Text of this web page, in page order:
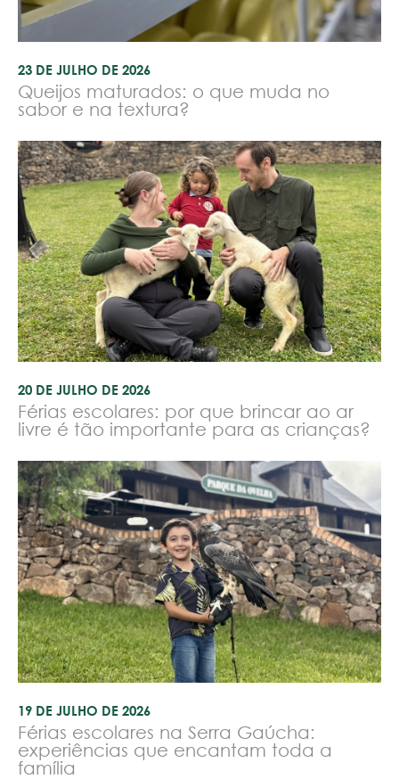
23 DE JULHO DE 2026
Queijos maturados: o que muda no
sabor e na textura?
20 DE JULHO DE 2026
Férias escolares: por que brincar ao ar
livre é tão importante para as crianças?
19 DE JULHO DE 2026
Férias escolares na Serra Gaúcha:
experiências que encantam toda a
família